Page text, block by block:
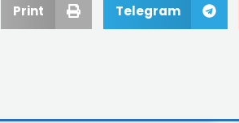
Telegram
Print